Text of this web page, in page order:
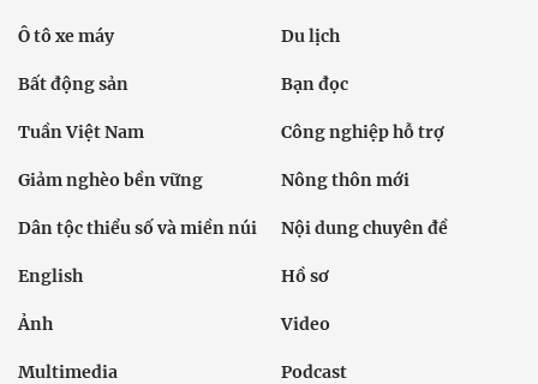
Ô tô xe máy Du lịch
Bất động sản Bạn đọc
Tuần Việt Nam Công nghiệp hỗ trợ
Giảm nghèo bền vững Nông thôn mới
Dân tộc thiểu số và miền núi Nội dung chuyên đề
English Hồ sơ
Ảnh Video
Multimedia Podcast